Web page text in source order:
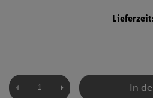
Lieferzeit:
In